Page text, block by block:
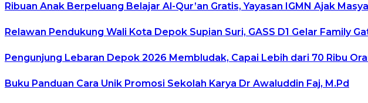
Ribuan Anak Berpeluang Belajar Al-Qur’an Gratis, Yayasan IGMN Ajak
Relawan Pendukung Wali Kota Depok Supian Suri, GASS D1 Gelar Family
Pengunjung Lebaran Depok 2026 Membludak, Capai Lebih dari 70 Ribu
Buku Panduan Cara Unik Promosi Sekolah Karya Dr Awaluddin Faj, M.Pd